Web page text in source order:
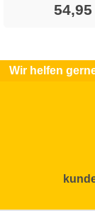
Wir helfen